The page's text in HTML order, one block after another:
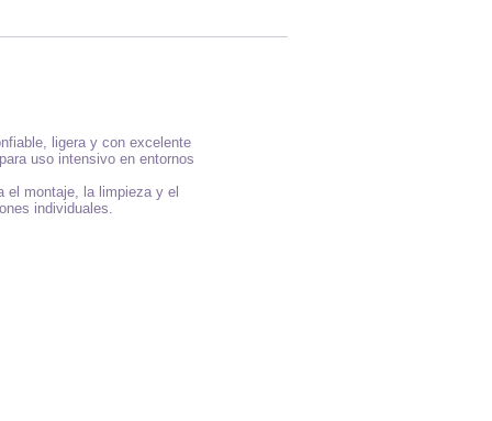
ligera y con excelente
uso intensivo en entornos
el montaje, la limpieza y el
individuales.